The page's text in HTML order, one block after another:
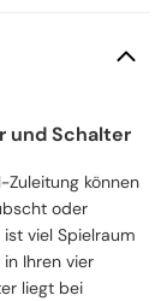
und Schalter
Zuleitung können
oder
viel Spielraum
Ihren vier
liegt bei